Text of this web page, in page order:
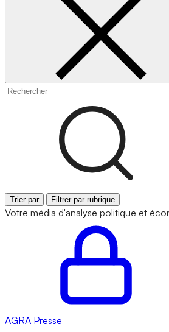
Trier par Filtrer par rubrique
Votre média d'analyse politique et
AGRA Presse